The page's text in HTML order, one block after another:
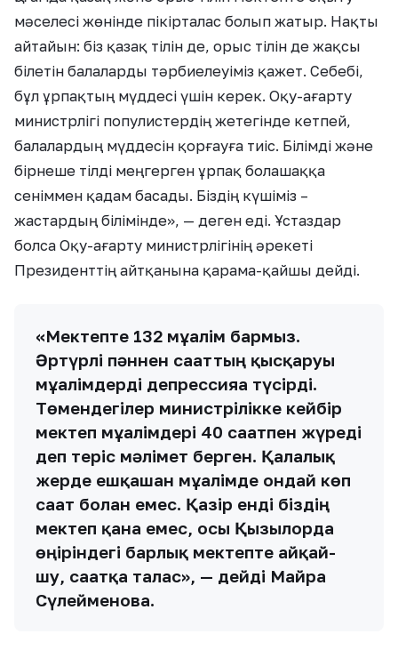
мәселесі жөнінде пікірталас болып жатыр. Нақты
айтайын: біз қазақ тілін де, орыс тілін де жақсы
білетін балаларды тәрбиелеуіміз қажет. Себебі,
бұл ұрпақтың мүддесі үшін керек. Оқу-ағарту
министрлігі популистердің жетегінде кетпей,
балалардың мүддесін қорғауға тиіс. Білімді және
бірнеше тілді меңгерген ұрпақ болашаққа
сеніммен қадам басады. Біздің күшіміз –
жастардың білімінде», — деген еді. Ұстаздар
болса Оқу-ағарту министрлігінің әрекеті
Президенттің айтқанына қарама-қайшы дейді.
«Мектепте 132 мұғалім бармыз.
Әртүрлі пәннен сағаттың қысқаруы
мұғалімдерді депрессияға түсірді.
Төмендегілер министрілікке кейбір
мектеп мұғалімдері 40 сағатпен жүреді
деп теріс мәлімет берген. Қалалық
жерде ешқашан мұғалімде ондай көп
сағат болған емес. Қазір енді біздің
мектеп қана емес, осы Қызылорда
өңіріндегі барлық мектепте айқай-
шу, сағатқа талас», — дейді Майра
Сүлейменова.